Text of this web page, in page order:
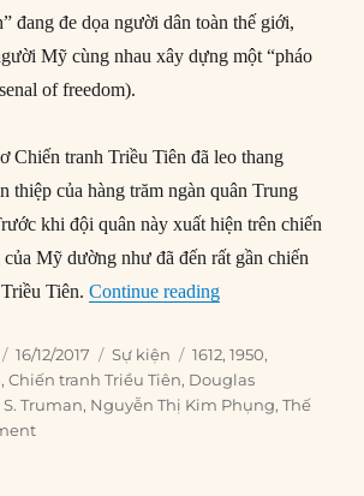
đang đe dọa người dân toàn thế giới,
Mỹ cùng nhau xây dựng một “pháo
of freedom).
Chiến tranh Triều Tiên đã leo thang
thiệp của hàng trăm ngàn quân Trung
khi đội quân này xuất hiện trên chiến
Mỹ dường như đã đến rất gần chiến
Triều Tiên.Continue reading“16/12/1950:
Posted
on
16/12/2017 Categories
Sự kiện Tags
1612,1950,
,Chiến tranh Triều Tiên, Douglas
Truman, Nguyễn Thị Kim Phụng,Thế